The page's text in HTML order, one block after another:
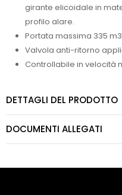
girante elicoidale in
profilo alare.
Portata massima 335
Valvola anti-ritorno
Controllabile in velocità
DETTAGLI DEL PRODOTTO
DOCUMENTI ALLEGATI